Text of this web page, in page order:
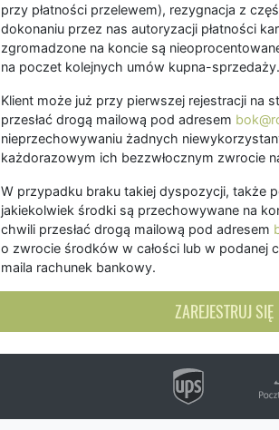
przy płatności przelewem), rezygnacja z
dokonaniu przez nas autoryzacji płatności
zgromadzone na koncie są
na poczet kolejnych umów kupna-sprzedaży.
Klient może już przy pierwszej rejestracji na
przesłać drogą mailową pod adresem
nieprzechowywaniu żadnych
każdorazowym ich bezzwłocznym zwrocie
W przypadku braku takiej dyspozycji, także
jakiekolwiek środki są przechowywane na
chwili przesłać drogą mailową pod adresem
o zwrocie środków w całości lub w podanej
maila rachunek bankowy.
ZAREJESTRUJ SIĘ